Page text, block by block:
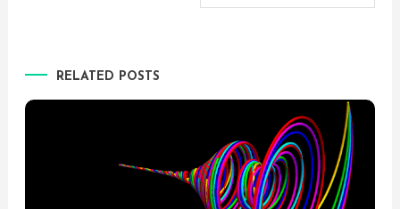
RELATED POSTS